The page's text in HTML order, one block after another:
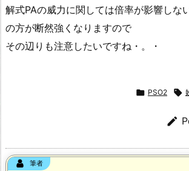
解式PAの威力に関しては倍率が影響しな
の方が断然強くなりますので
その辺りも注意したいですね・。・
 PSO2 

筆者